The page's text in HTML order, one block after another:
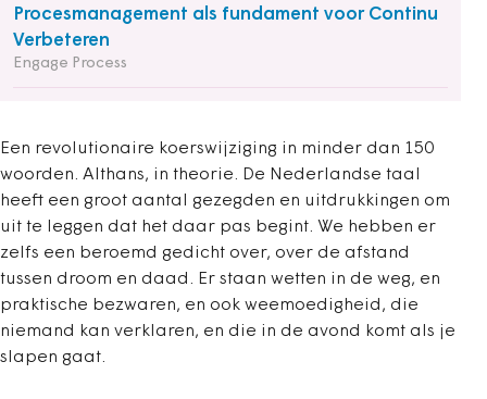
Procesmanagement als fundament voor Continu
Verbeteren
Engage Process
Een revolutionaire koerswijziging in minder dan 150
woorden. Althans, in theorie. De Nederlandse taal
heeft een groot aantal gezegden en uitdrukkingen om
uit te leggen dat het daar pas begint. We hebben er
zelfs een beroemd gedicht over, over de afstand
tussen droom en daad. Er staan wetten in de weg, en
praktische bezwaren, en ook weemoedigheid, die
niemand kan verklaren, en die in de avond komt als je
slapen gaat.